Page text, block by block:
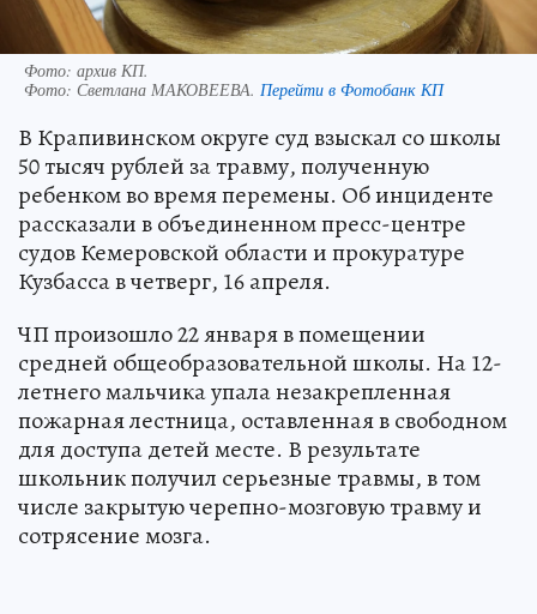
Фото: архив КП.
Фото: Светлана МАКОВЕЕВА. Перейти в Фотобанк КП
В Крапивинском округе суд взыскал со школы
50 тысяч рублей за травму, полученную
ребенком во время перемены. Об инциденте
рассказали в объединенном пресс-центре
судов Кемеровской области и прокуратуре
Кузбасса в четверг, 16 апреля.
ЧП произошло 22 января в помещении
средней общеобразовательной школы. На 12-
летнего мальчика упала незакрепленная
пожарная лестница, оставленная в свободном
для доступа детей месте. В результате
школьник получил серьезные травмы, в том
числе закрытую черепно-мозговую травму и
сотрясение мозга.